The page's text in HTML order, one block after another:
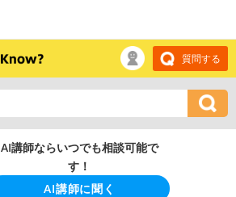
質問する
AI講師ならいつでも相談可能で
す！
AI講師に聞く